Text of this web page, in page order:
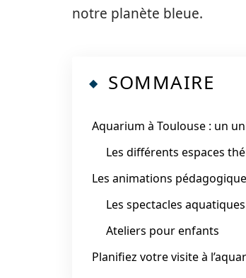
notre planète bleue.
SOMMAIRE
Aquarium à Toulouse : un
Les différents espaces
Les animations
Les spectacles aquatiques
Ateliers pour enfants
Planifiez votre visite à